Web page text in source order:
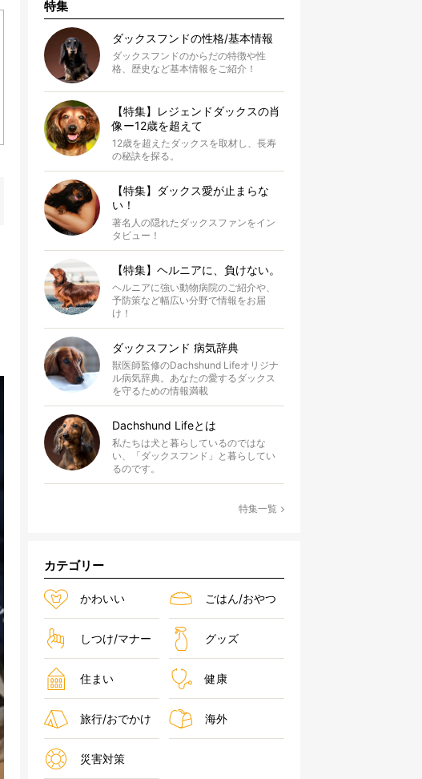
特集
ダックスフンドの性格/基本情報
ダックスフンドのからだの特徴や性
格、歴史など基本情報をご紹介！
【特集】レジェンドダックスの肖
像ー12歳を超えて
12歳を超えたダックスを取材し、長寿
の秘訣を探る。
【特集】ダックス愛が止まらな
い！
著名人の隠れたダックスファンをイン
タビュー！
【特集】ヘルニアに、負けない。
ヘルニアに強い動物病院のご紹介や、
予防策など幅広い分野で情報をお届
け！
ダックスフンド 病気辞典
獣医師監修のDachshund Lifeオリジナ
ル病気辞典。あなたの愛するダックス
を守るための情報満載
Dachshund Lifeとは
私たちは犬と暮らしているのではな
い、「ダックスフンド」と暮らしてい
るのです。
特集一覧
カテゴリー
かわいい ごはん/おやつ
しつけ/マナー グッズ
住まい 健康
旅行/おでかけ 海外
災害対策